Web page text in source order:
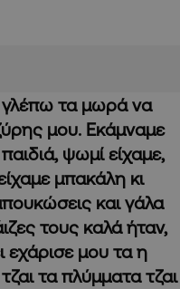
γλέπω τα μωρά να
μου. Εκάμναμε
ψωμί είχαμε,
μπακάλη κι
και γάλα
τους καλά ήταν,
εχάρισε μου τα η
τα πλύμματα τζαι